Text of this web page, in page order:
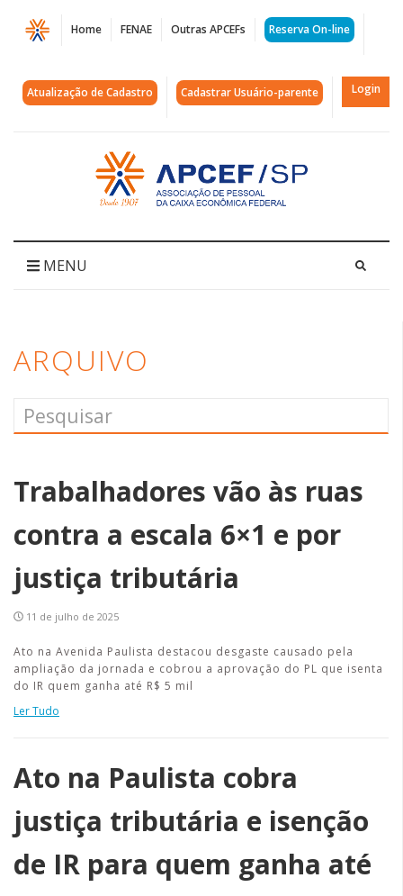
Página
Arquivos
paulista
APCEF/SP
Home FENAE Outras APCEFs Reserva On-line
Atualização de Cadastro Cadastrar Usuário-parente Login
Acessar
página
inicial
MENU
ARQUIVO
Trabalhadores vão às ruas
contra a escala 6×1 e por
justiça tributária
11 de julho de 2025
Ato na Avenida Paulista destacou desgaste causado pela
ampliação da jornada e cobrou a aprovação do PL que isenta
do IR quem ganha até R$ 5 mil
Ler Tudo
Ato na Paulista cobra
justiça tributária e isenção
de IR para quem ganha até